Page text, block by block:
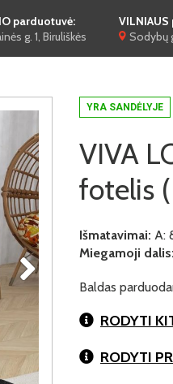
parduotuvė:
g. 1, Biruliškės
Sodybų
YRA SANDĖLYJE
VIVA
fotelis
Išmatavimai: A:
Miegamoji dalis:
Baldas
RODYTI
RODYTI